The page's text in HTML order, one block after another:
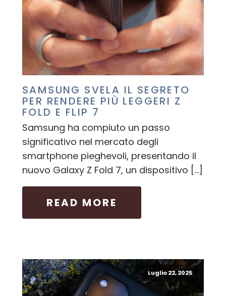
SAMSUNG SVELA IL SEGRETO
PER RENDERE PIÙ LEGGERI Z
FOLD E FLIP 7
Samsung ha compiuto un passo
significativo nel mercato degli
smartphone pieghevoli, presentando il
nuovo Galaxy Z Fold 7, un dispositivo […]
READ MORE
Luglio 22, 2025